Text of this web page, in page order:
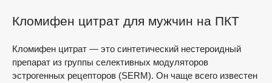
Кломифен цитрат для мужчин на ПКТ
Кломифен цитрат — это синтетический нестероидный
препарат из группы селективных модуляторов
эстрогенных рецепторов (SERM). Он чаще всего известен